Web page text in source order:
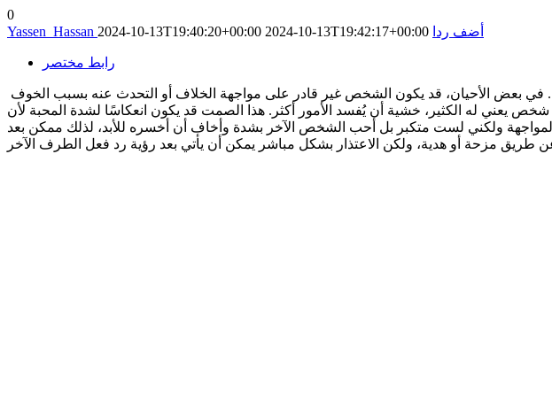
0
Yassen_Hassan 2024-10-13T19:40:20+00:00 2024-10-13T19:42:17+00:00 أضف ردا
رابط مختصر
يعني له الكثير، خشية أن يُفسد الأمور أكثر. هذا الصمت قد يكون انعكاسًا لشدة المحبة لأن
ولكني لست متكبر بل أحب الشخص الآخر بشدة وأخاف أن أخسره للأبد، لذلك ممكن بعد